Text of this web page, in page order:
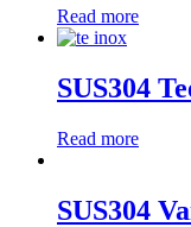
Read more
SUS304
Read more
SUS304